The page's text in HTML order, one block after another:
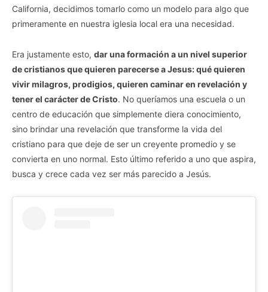
California, decidimos tomarlo como un modelo para algo que
primeramente en nuestra iglesia local era una necesidad.
Era justamente esto, dar una formación a un nivel superior
de cristianos que quieren parecerse a Jesus: qué quieren
vivir milagros, prodigios, quieren caminar en revelación y
tener el carácter de Cristo. No queríamos una escuela o un
centro de educación que simplemente diera conocimiento,
sino brindar una revelación que transforme la vida del
cristiano para que deje de ser un creyente promedio y se
convierta en uno normal. Esto último referido a uno que aspira,
busca y crece cada vez ser más parecido a Jesús.